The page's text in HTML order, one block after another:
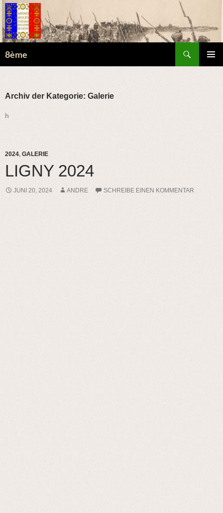
8ème
Archiv der Kategorie: Galerie
h
2024, GALERIE
LIGNY 2024
JUNI 20, 2024 ANDRE SCHREIBE EINEN KOMMENTAR